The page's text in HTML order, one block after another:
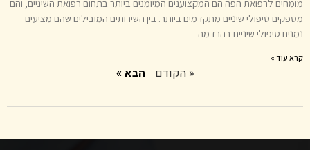
מומחים לרפואת הפה הם המקצוענים המיומנים ביותר בתחום רפואת השיניים, והם
מספקים טיפולי שיניים מתקדמים ביותר. בין השירותים המובילים שהם מציעים
נמנים טיפולי שיניים בהרדמה
קרא עוד »
« הקודם הבא »